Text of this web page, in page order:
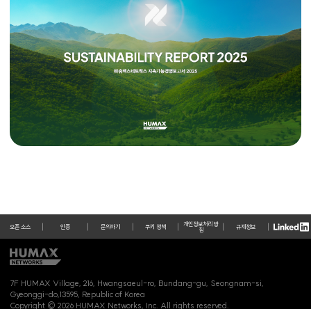
오픈 소스 인증 문의하기 쿠키 정책
개인정보처리 방
침
규제정보
7F HUMAX Village, 216, Hwangsaeul-ro, Bundang-gu, Seongnam-si,
Gyeonggi-do,13595, Republic of Korea
Copyright © 2026 HUMAX Networks, Inc. All rights reserved.